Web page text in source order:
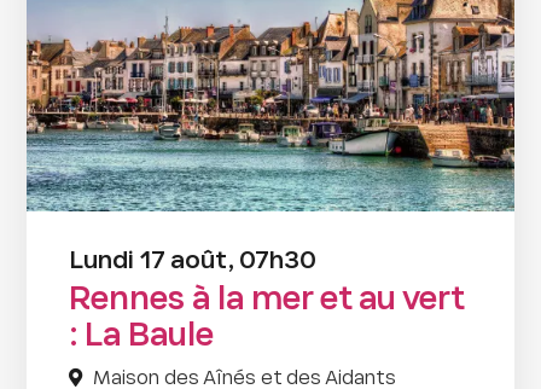
Lundi 17 août, 07h30
Rennes à la mer et au vert
: La Baule
Maison des Aînés et des Aidants